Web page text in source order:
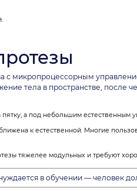
с микропроцессорным
тела в пространстве, после
а под небольшим естественным
к естественной. Многие
тяжелее модульных и требуют
в обучении — человек